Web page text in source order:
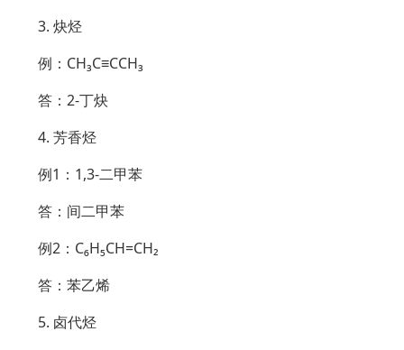
3. 炔烃
例：CH₃C≡CCH₃
答：2-丁炔
4. 芳香烃
例1：1,3-二甲苯
答：间二甲苯
例2：C₆H₅CH=CH₂
答：苯乙烯
5. 卤代烃